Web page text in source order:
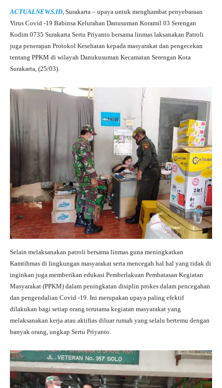
ts
A
pp
gr
a
m
bo
ok
tte
r
re
ACTUALNEWS.ID, Surakarta – upaya untuk menghambat penyebaraan
Virus Covid -19 Babinsa Kelurahan Danusuman Koramil 03 Serengan
Kodim 0735 Surakarta Sertu Priyanto bersama linmas laksanakan Patroli
juga penerapan Protokol Kesehatan kepada masyarakat dan pengecekan
tentang PPKM di wilayah Danukusuman Kecamatan Serengan Kota
Surakarta, (25/03).
Selain melaksanakan patroli bersama linmas guna meningkatkan
Kamtibmas di lingkungan masyarakat serta mencegah hal hal yang tidak di
inginkan juga memberikan edukasi Pemberlakuan Pembatasan Kegiatan
Masyarakat (PPKM) dalam peningkatan disiplin prokes dalam pencegahan
dan pengendalian Covid -19. Ini merupakan upaya paling efektif
dilakukan bagi setiap orang terutama kegiatan masyarakat yang
melaksanakan kerja atau aktifias diluar rumah yang selalu bertemu dengan
banyak orang, ungkap Sertu Priyanto.